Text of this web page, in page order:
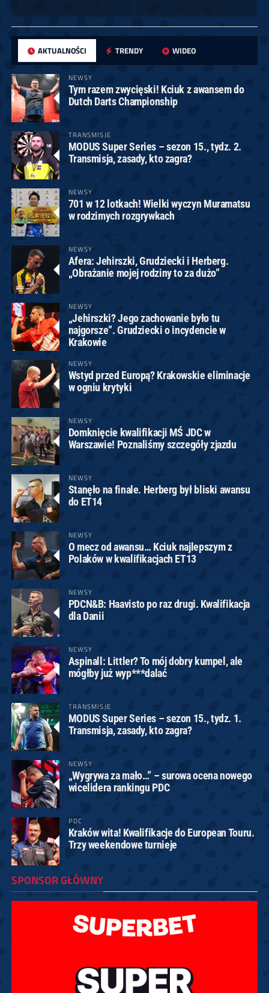
AKTUALNOŚCI TRENDY WIDEO
NEWSY
Tym razem zwycięski! Kciuk z awansem do
Dutch Darts Championship
TRANSMISJE
MODUS Super Series – sezon 15., tydz. 2.
Transmisja, zasady, kto zagra?
NEWSY
701 w 12 lotkach! Wielki wyczyn Muramatsu
w rodzimych rozgrywkach
NEWSY
Afera: Jehirszki, Grudziecki i Herberg.
„Obrażanie mojej rodziny to za dużo”
NEWSY
„Jehirszki? Jego zachowanie było tu
najgorsze”. Grudziecki o incydencie w
Krakowie
NEWSY
Wstyd przed Europą? Krakowskie eliminacje
w ogniu krytyki
NEWSY
Domknięcie kwalifikacji MŚ JDC w
Warszawie! Poznaliśmy szczegóły zjazdu
NEWSY
Stanęło na finale. Herberg był bliski awansu
do ET14
NEWSY
O mecz od awansu… Kciuk najlepszym z
Polaków w kwalifikacjach ET13
NEWSY
PDCN&B: Haavisto po raz drugi. Kwalifikacja
dla Danii
NEWSY
Aspinall: Littler? To mój dobry kumpel, ale
mógłby już wyp***dalać
TRANSMISJE
MODUS Super Series – sezon 15., tydz. 1.
Transmisja, zasady, kto zagra?
NEWSY
„Wygrywa za mało…” – surowa ocena nowego
wicelidera rankingu PDC
PDC
Kraków wita! Kwalifikacje do European Touru.
Trzy weekendowe turnieje
SPONSOR GŁÓWNY